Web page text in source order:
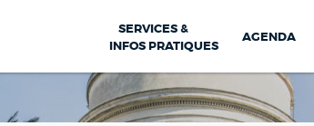
SERVICES &
INFOS PRATIQUES
AGENDA